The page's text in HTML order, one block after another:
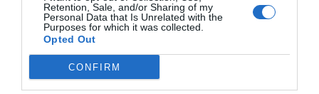
Retention, Sale, and/or Sharing of my
Personal Data that Is Unrelated with the
Purposes for which it was collected.
Opted Out
CONFIRM